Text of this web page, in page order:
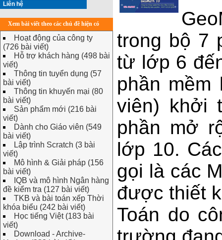
Liên hệ
Xem bài viết theo các chủ đề hiện có
Hoạt động của công ty
(726 bài viết)
Hỗ trợ khách hàng (498 bài
viết)
Thông tin tuyển dụng (57
bài viết)
Thông tin khuyến mại (80
bài viết)
Sản phẩm mới (216 bài
viết)
Dành cho Giáo viên (549
bài viết)
Lập trình Scratch (3 bài
viết)
Mô hình & Giải pháp (156
bài viết)
IQB và mô hình Ngân hàng
đề kiểm tra (127 bài viết)
TKB và bài toán xếp Thời
khóa biểu (242 bài viết)
Học tiếng Việt (183 bài
viết)
Download - Archive-
trong bộ 7
từ lớp 6
phần
viên) khởi
phần mở
lớp 10.
gọi là các
được thiết
Toán do